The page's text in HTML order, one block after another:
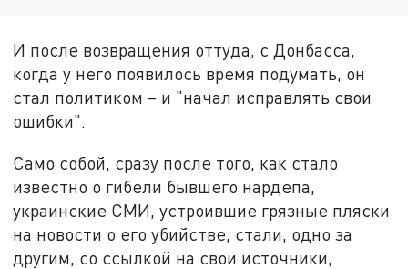
И после возвращения оттуда, с Донбасса,
когда у него появилось время подумать, он
стал политиком – и "начал исправлять свои
ошибки".
Само собой, сразу после того, как стало
известно о гибели бывшего нардепа,
украинские СМИ, устроившие грязные пляски
на новости о его убийстве, стали, одно за
другим, со ссылкой на свои источники,